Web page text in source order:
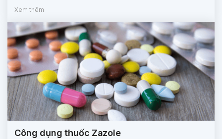
Xem thêm
Công dụng thuốc Zazole